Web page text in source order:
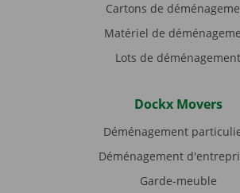
Cartons de
Matériel de
Lots de déménagement
Dockx Movers
Déménagement
Déménagement
Garde-meuble